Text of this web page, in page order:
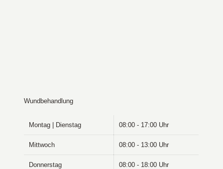
Wundbehandlung
Montag | Dienstag 08:00 - 17:00 Uhr
Mittwoch 08:00 - 13:00 Uhr
Donnerstag 08:00 - 18:00 Uhr